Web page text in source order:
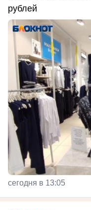
рублей
сегодня в 13:05